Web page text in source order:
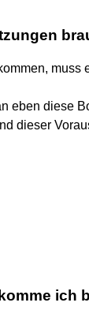
muss
eben diese
dieser
ich